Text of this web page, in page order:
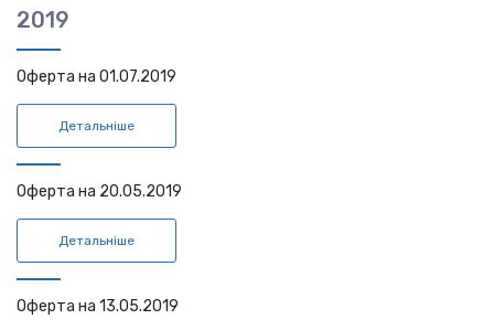
2019
Оферта на 01.07.2019
Детальніше
Оферта на 20.05.2019
Детальніше
Оферта на 13.05.2019